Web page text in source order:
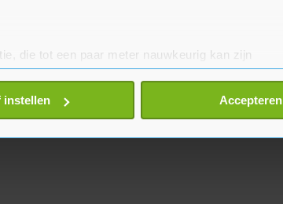
die tot een paar meter nauwkeurig kan zijn
op specifieke eigenschappen (fingerprinting)
en stel uw voorkeuren in het
detailgedeelte
instellen Accepteren